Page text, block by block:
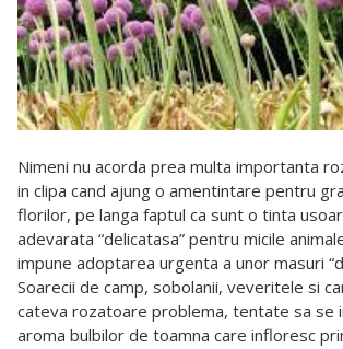
Nimeni nu acorda prea multa importanta
in clipa cand ajung o amentintare pentru
florilor, pe langa faptul ca sunt o tinta
adevarata “delicatasa” pentru micile
impune adoptarea urgenta a unor masuri
Soarecii de camp, sobolanii, veveritele si
cateva rozatoare problema, tentate sa se
aroma bulbilor de toamna care infloresc